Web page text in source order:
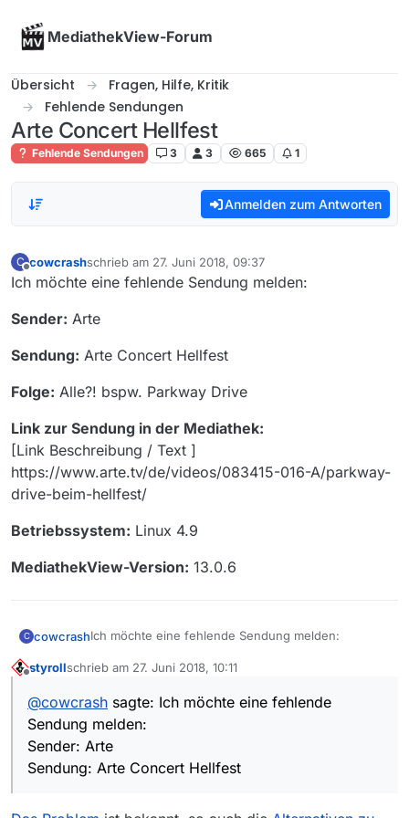
MediathekView-Forum
Übersicht
Fragen, Hilfe, Kritik
Fehlende Sendungen
Arte Concert Hellfest
Fehlende Sendungen 3 3 665 1
Anmelden zum Antworten
C
Offline
cowcrashschrieb am 27. Juni 2018, 09:37
zuletzt editiert von
Ich möchte eine fehlende Sendung melden:
Sender: Arte
Sendung: Arte Concert Hellfest
Folge: Alle?! bspw. Parkway Drive
Link zur Sendung in der Mediathek:
[Link Beschreibung / Text ]
https://www.arte.tv/de/videos/083415-016-A/parkway-
drive-beim-hellfest/
Betriebssystem: Linux 4.9
MediathekView-Version: 13.0.6
C cowcrashIch möchte eine fehlende Sendung melden:
Sender:Arte
Sendung:Arte Concert Hellfest
Folge:
Link zur Sendung in der Mediathek:
https://www.arte.tv/de/videos/083415-016-
Betriebssystem: Linux 4.9
styrollschrieb am 27. Juni 2018, 10:11
zuletzt editiert von
@cowcrash sagte: Ich möchte eine fehlende
Sendung melden:
Sender: Arte
Sendung: Arte Concert Hellfest